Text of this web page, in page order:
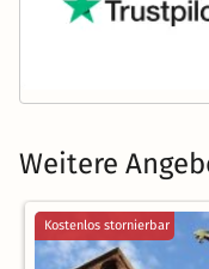
Weitere
Kostenlos stornierbar